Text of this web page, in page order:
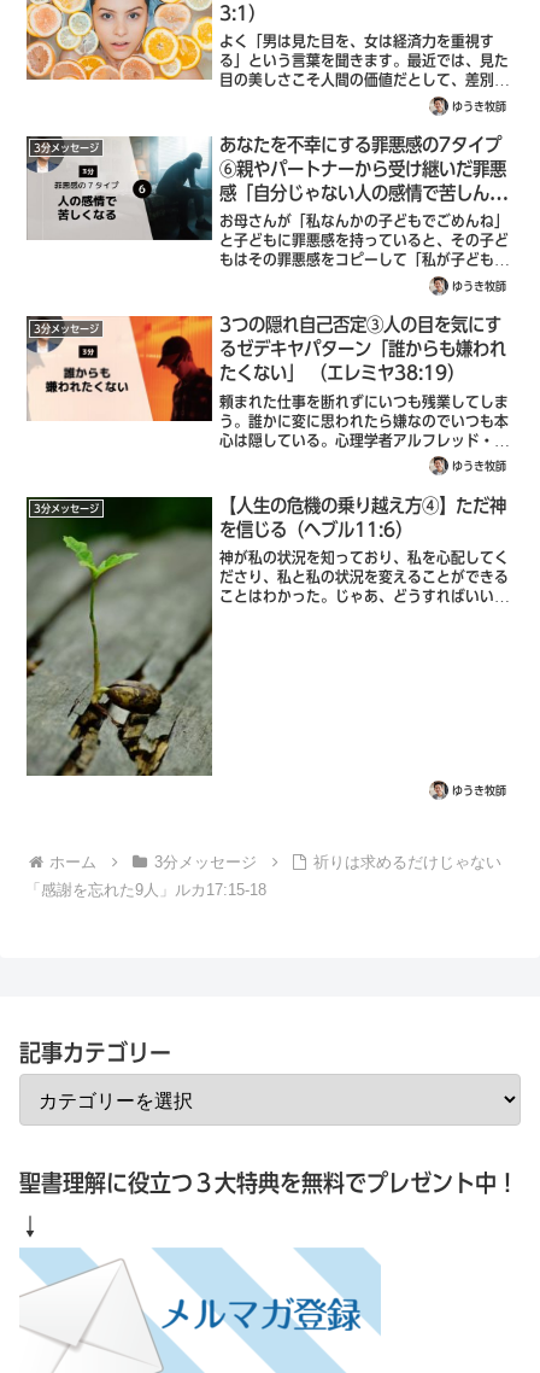
3:1）
よく「男は見た目を、女は経済力を重視す
る」という言葉を聞きます。最近では、見た
目の美しさこそ人間の価値だとして、差別す
る外見至上主義が当たり前になっています
が、3 あなたがたの飾りは、髪を編んだり金
の飾りを付けたり、服を着飾ったりする外面
的...
ゆうき牧師
3分メッセージ
あなたを不幸にする罪悪感の7タイプ
⑥親やパートナーから受け継いだ罪悪
感「自分じゃない人の感情で苦しんで
いませんか？」聖書（ルカ9:23 ）
お母さんが「私なんかの子どもでごめんね」
と子どもに罪悪感を持っていると、その子ど
もはその罪悪感をコピーして「私が子どもで
ごめんね」という感情を持つようになる。パ
ートナーがいつもハードワークによる罪悪感
で苦しんでいる。そのパートナーを助ける
た...
ゆうき牧師
3分メッセージ
3つの隠れ自己否定③人の目を気にす
るゼデキヤパターン「誰からも嫌われ
たくない」 （エレミヤ38:19）
頼まれた仕事を断れずにいつも残業してしま
う。誰かに変に思われたら嫌なのでいつも本
心は隠している。心理学者アルフレッド・ア
ドラーの思想を、物語にしてまとめた嫌われ
る勇気というベストセラー本も、「誰からも
嫌われたくないという人は、他人の期待を
満...
ゆうき牧師
3分メッセージ
【人生の危機の乗り越え方④】ただ神
を信じる（ヘブル11:6）
神が私の状況を知っており、私を心配してく
ださり、私と私の状況を変えることができる
ことはわかった。じゃあ、どうすればいいの
ゆうき牧師
ホーム 3分メッセージ
祈りは求めるだけじゃない
「感謝を忘れた9人」ルカ17:15-18
記事カテゴリー
聖書理解に役立つ３大特典を無料でプレゼント中！
↓